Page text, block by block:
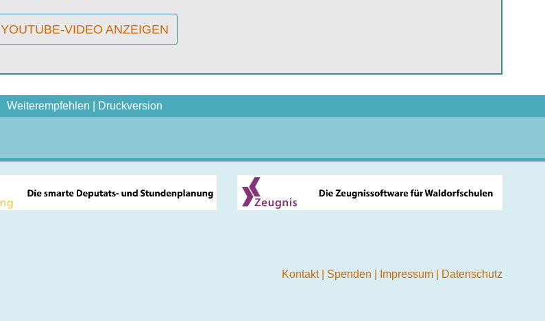
YOUTUBE-VIDEO ANZEIGEN
Weiterempfehlen Druckversion
Kontakt Spenden Impressum Datenschutz